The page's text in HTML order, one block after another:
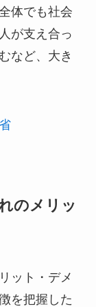
体でも社会
が支え合っ
など、大き
のメリッ
ット・デメ
を把握した